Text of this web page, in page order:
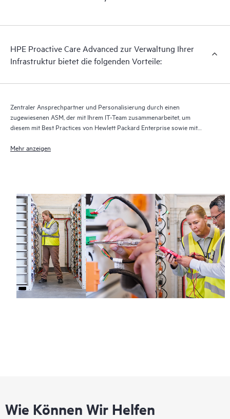
von Daten verwendet, um die Erbringung der Support- und
Version der Technologie für Remote-Support ist erforderlich,
damit dieser Supportservice vollständig erbracht werden kann.
HPE Proactive Care Advanced zur Verwaltung Ihrer
Infrastruktur bietet die folgenden Vorteile:
Zentraler Ansprechpartner und Personalisierung durch einen
zugewiesenen ASM, der mit Ihrem IT-Team zusammenarbeitet, um
diesem mit Best Practices von Hewlett Packard Enterprise sowie mit
zur Seite zu stehen
Mehr anzeigen
Wie Können Wir Helfen